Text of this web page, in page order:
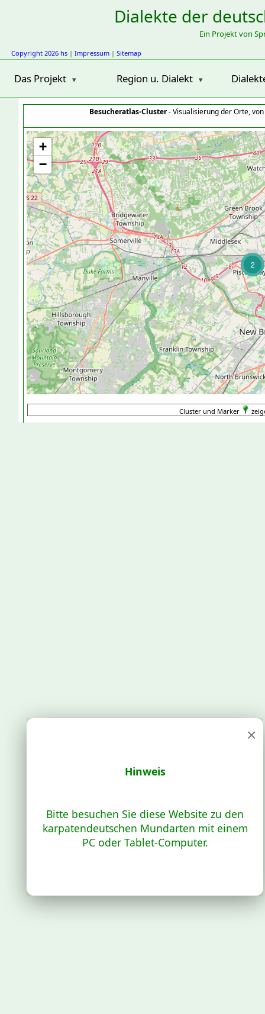
Dialekte der
Ein Projekt von
Copyright 2026 hs | Impressum | Sitemap
Das Projekt Region u. Dialekt
Besucheratlas-Cluster- Visualisierung der Orte,
2
+
−
Cluster und Marker
×
Hinweis
Bitte besuchen Sie diese Website zu den
karpatendeutschen Mundarten mit einem
PC oder Tablet-Computer.